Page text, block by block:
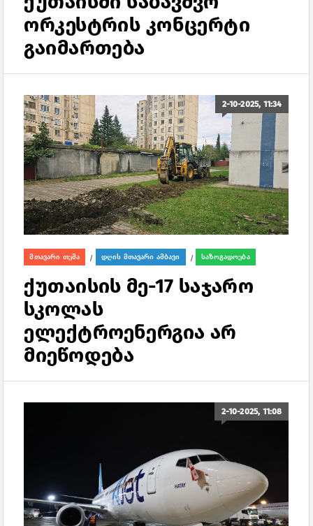
ორკესტრის კონცერტი
გაიმართება
2-10-2025, 11:34
მთავარი თემა / დღის მთავარი ამბავი / საზოგადოება
ქუთაისის მე-17 საჯარო
სკოლას
ელექტროენერგია არ
მიეწოდება
2-10-2025, 11:08